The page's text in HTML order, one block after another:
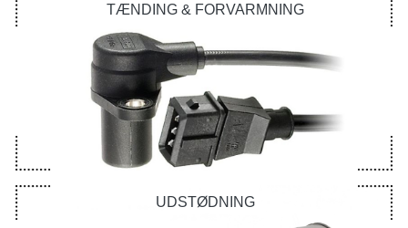
TÆNDING & FORVARMNING
UDSTØDNING